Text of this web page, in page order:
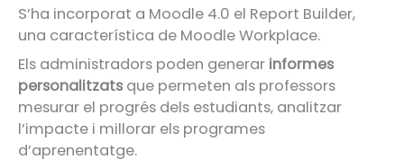
S’ha incorporat a Moodle 4.0 el Report Builder,
una característica de Moodle Workplace.
Els administradors poden generar informes
personalitzats que permeten als professors
mesurar el progrés dels estudiants, analitzar
l’impacte i millorar els programes
d’aprenentatge.